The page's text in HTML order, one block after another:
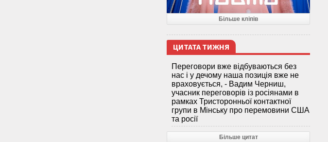
Більше кліпів
ЦИТАТА ТИЖНЯ
Переговори вже відбуваються без
нас і у дечому наша позиція вже не
враховується, - Вадим Черниш,
учасник переговорів із росіянами в
рамках Тристоронньої контактної
групи в Мінську про перемовини США
та росії
Більше цитат